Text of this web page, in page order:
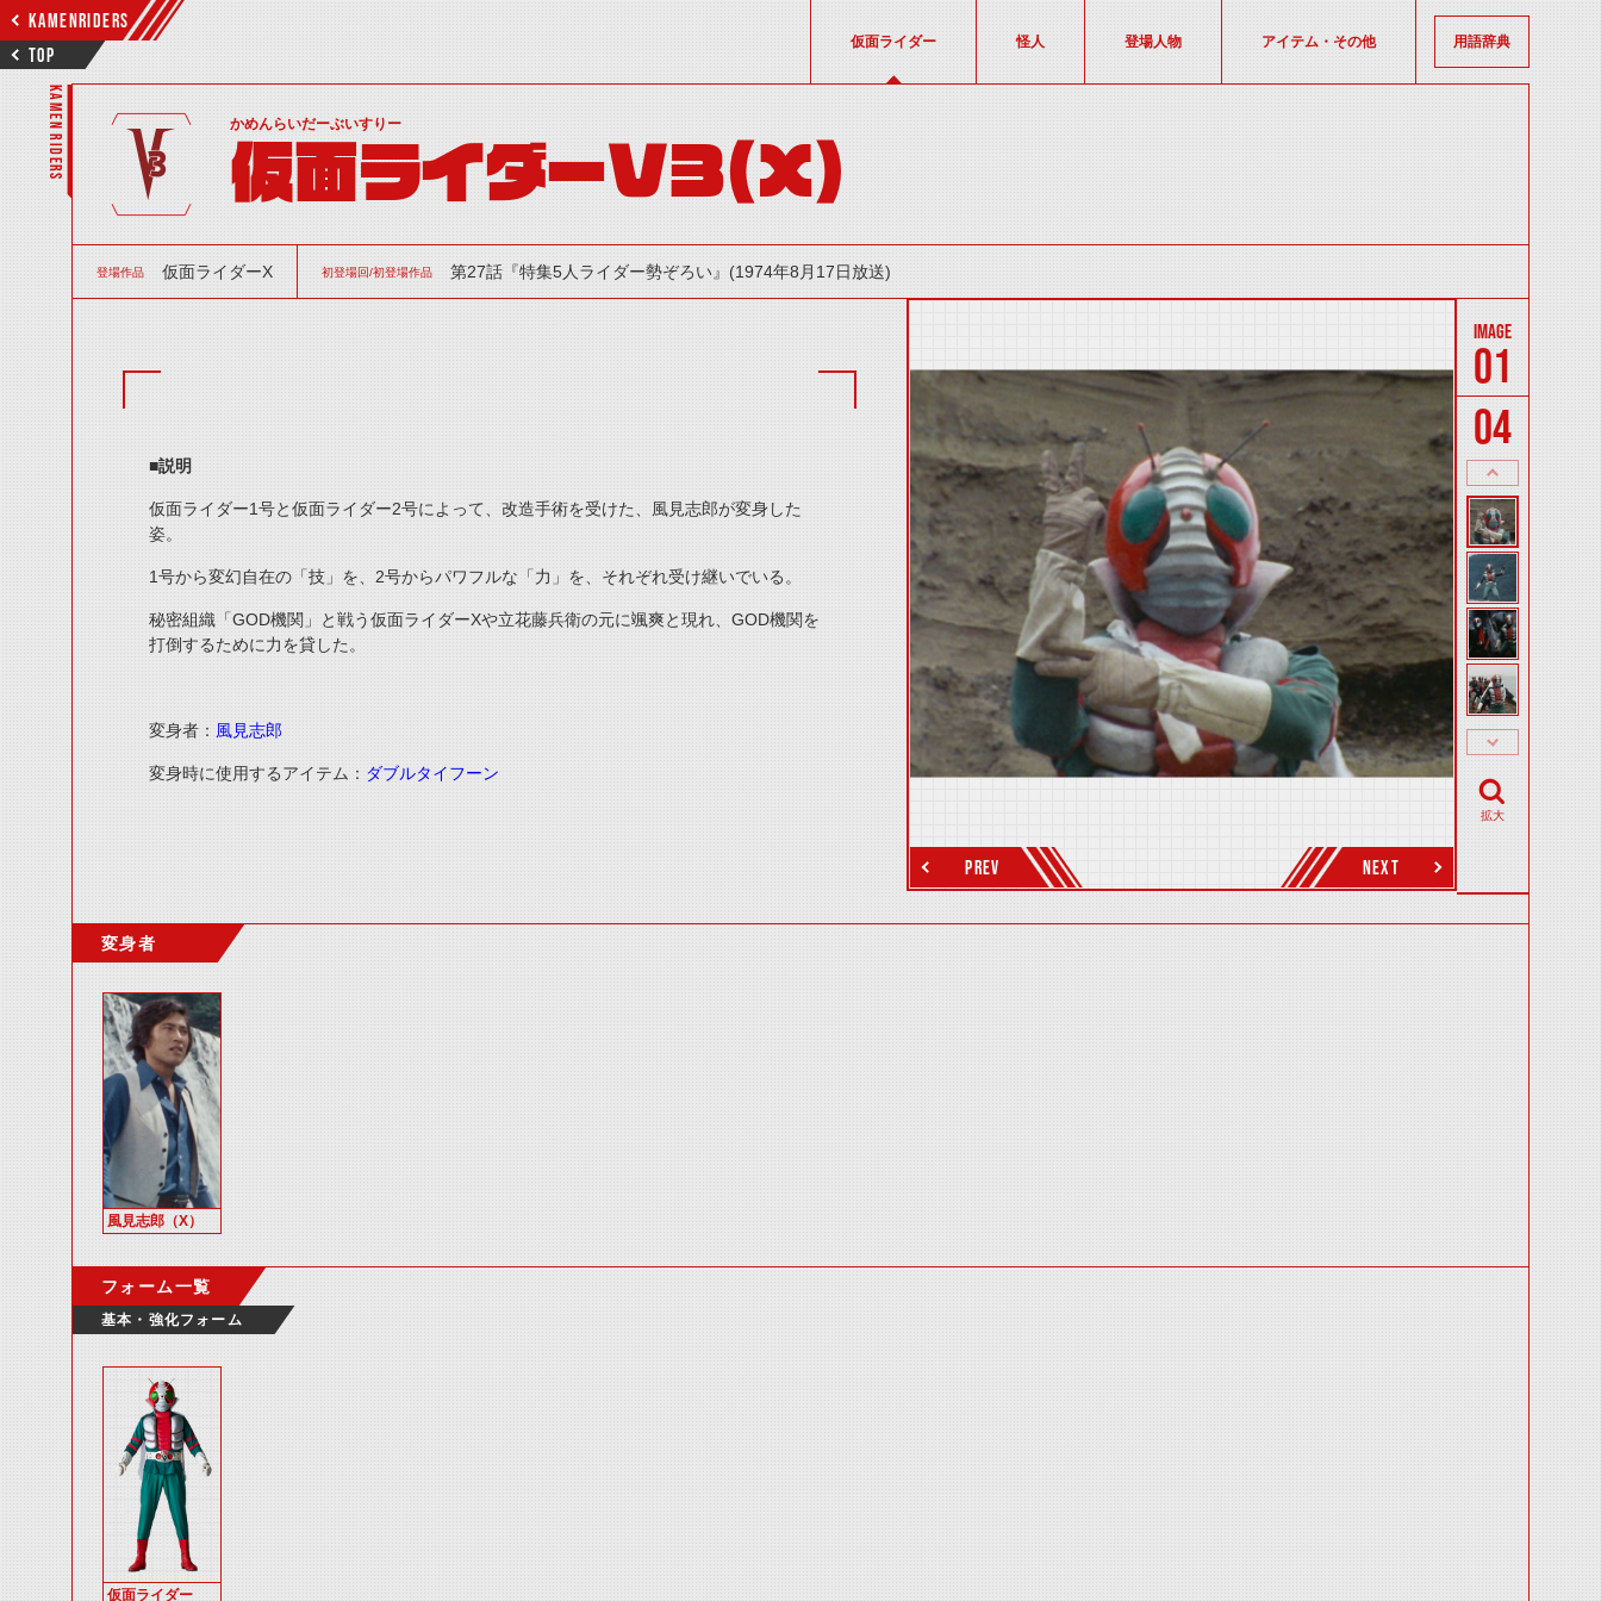
KAMENRIDERS
TOP
仮面ライダー 怪人 登場人物 アイテム・その他 用語辞典
KAMEN RIDERS かめんらいだーぶいすりー
仮面ライダーV3（X）
登場作品 仮面ライダーX 初登場回/初登場作品 第27話『特集5人ライダー勢ぞろい』(1974年8月17日放送)
■説明
仮面ライダー1号と仮面ライダー2号によって、改造手術を受けた、風見志郎が変身した
姿。
1号から変幻自在の「技」を、2号からパワフルな「力」を、それぞれ受け継いでいる。
秘密組織「GOD機関」と戦う仮面ライダーXや立花藤兵衛の元に颯爽と現れ、GOD機関を
打倒するために力を貸した。
変身者： 風見志郎
変身時に使用するアイテム： ダブルタイフーン
PREV NEXT
01
04
thumbnail Prev
thumbnail Next
拡大
変身者
風見志郎（X）
フォーム一覧
基本・強化フォーム
仮面ライダー